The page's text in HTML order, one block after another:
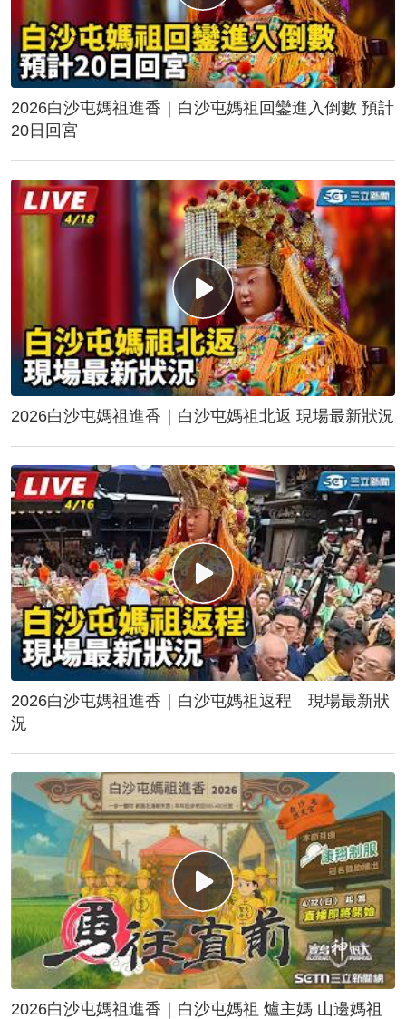
2026白沙屯媽祖進香｜白沙屯媽祖回鑾進入倒數 預計
20日回宮
2026白沙屯媽祖進香｜白沙屯媽祖北返 現場最新狀況
2026白沙屯媽祖進香｜白沙屯媽祖返程 現場最新狀
況
2026白沙屯媽祖進香｜白沙屯媽祖 爐主媽 山邊媽祖